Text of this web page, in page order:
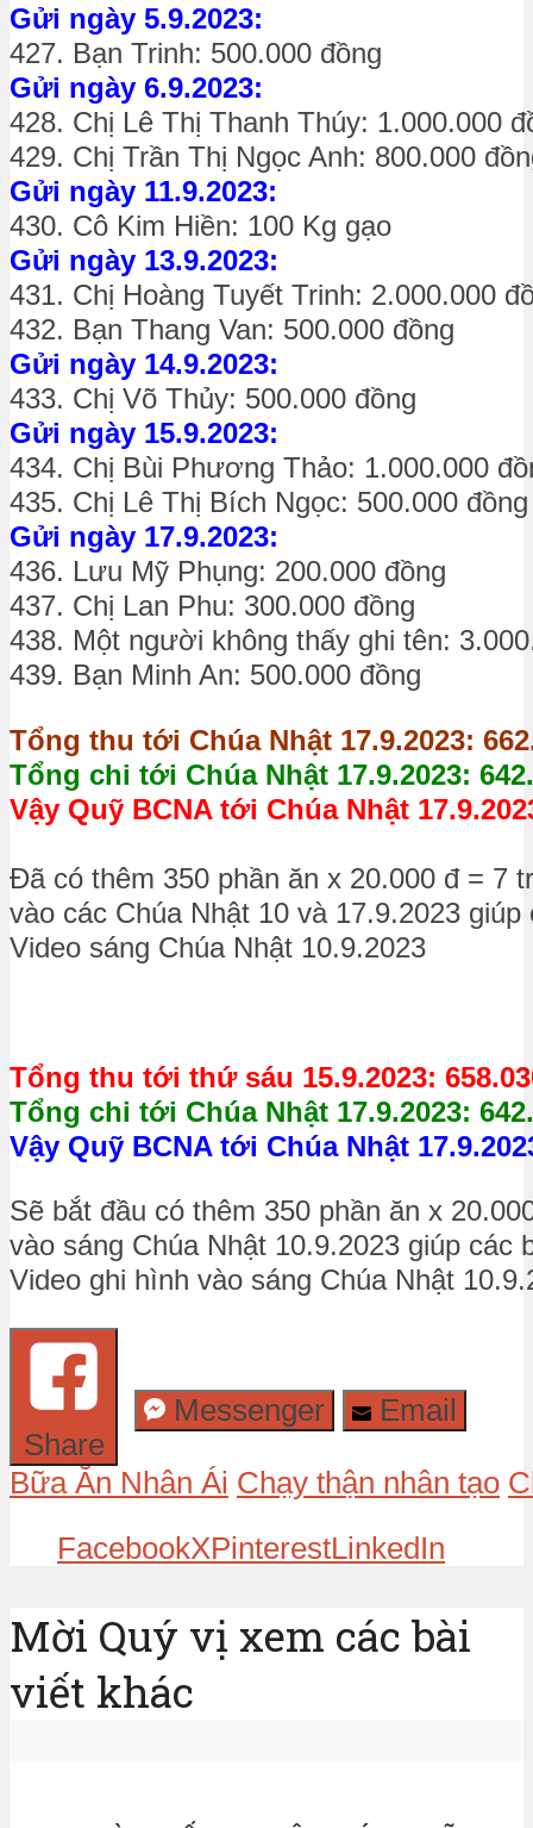
Gửi ngày 5.9.2023:
427. Bạn Trinh: 500.000 đồng
Gửi ngày 6.9.2023:
428. Chị Lê Thị Thanh Thúy: 1.000.000
429. Chị Trần Thị Ngọc Anh: 800.000
Gửi ngày 11.9.2023:
430. Cô Kim Hiền: 100 Kg gạo
Gửi ngày 13.9.2023:
431. Chị Hoàng Tuyết Trinh: 2.000.000
432. Bạn Thang Van: 500.000 đồng
Gửi ngày 14.9.2023:
433. Chị Võ Thủy: 500.000 đồng
Gửi ngày 15.9.2023:
434. Chị Bùi Phương Thảo: 1.000.000
435. Chị Lê Thị Bích Ngọc: 500.000 đồng
Gửi ngày 17.9.2023:
436. Lưu Mỹ Phụng: 200.000 đồng
437. Chị Lan Phu: 300.000 đồng
438. Một người không thấy ghi tên:
439. Bạn Minh An: 500.000 đồng
Tổng thu tới Chúa Nhật 17.9.2023:
Tổng chi tới Chúa Nhật 17.9.2023:
Vậy Quỹ BCNA tới Chúa Nhật
Đã có thêm 350 phần ăn x 20.000 đ = 7
vào các Chúa Nhật 10 và 17.9.2023 giúp
Video sáng Chúa Nhật 10.9.2023
Tổng thu tới thứ sáu 15.9.2023:
Tổng chi tới Chúa Nhật 17.9.2023:
Vậy Quỹ BCNA tới Chúa Nhật
Sẽ bắt đầu có thêm 350 phần ăn x
vào sáng Chúa Nhật 10.9.2023 giúp các
Video ghi hình vào sáng Chúa Nhật
Share
Messenger Email
Bữa Ăn Nhân Ái Chạy thận nhân tạo
FacebookXPinterestLinkedIn
Mời Quý vị xem các bài
viết khác